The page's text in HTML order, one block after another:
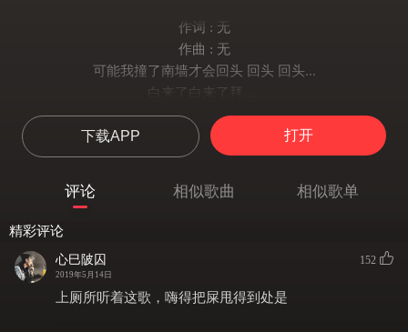
作词 : 无
作曲 : 无
可能我撞了南墙才会回头 回头 回头...
白来了白来了拜.....
可能我撞了南墙才会回头吧
可能我见了黄河才会死心吧
可能我偏要一条路走到黑吧
我撞了南墙才会回头吧
春天的风 能否吹来夏天的雨
下载APP 打开
评论 相似歌曲 相似歌单
精彩评论
心巳陂囚
2019年5月14日
152
上厕所听着这歌，嗨得把屎甩得到处是